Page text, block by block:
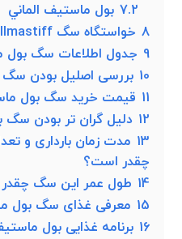
7.2 بول ماستيف الماني
8 خواستگاه سگ bullmastiff کجاست ؟
9 جدول اطلاعات سگ بول
10 بررسی اصلیل بودن
11 قیمت خرید سگ بول
12 دلیل گران تر بودن
13 مدت زمان بارداری و
چقدر است؟
14 طول عمر این سگ
15 معرفی غذای سگ بول
16 برنامه غذایی بول